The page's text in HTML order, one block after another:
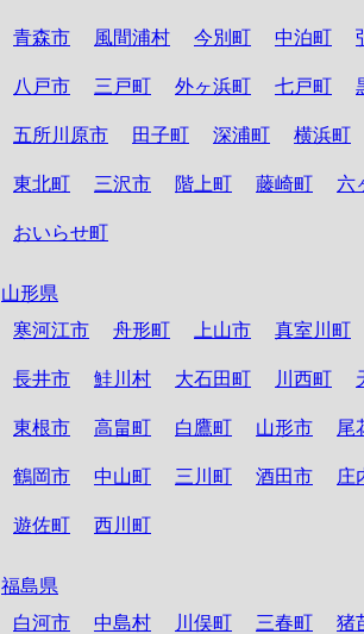
青森市 風間浦村 今別町 中泊町
八戸市 三戸町 外ヶ浜町 七戸町
五所川原市 田子町 深浦町 横浜町
東北町 三沢市 階上町 藤崎町 六
おいらせ町
山形県
寒河江市
舟形町 上山市 真室川町
長井市 鮭川村 大石田町 川西町
東根市 高畠町 白鷹町 山形市 尾
鶴岡市 中山町 三川町 酒田市 庄
遊佐町 西川町
福島県
白河市
中島村 川俣町 三春町 猪